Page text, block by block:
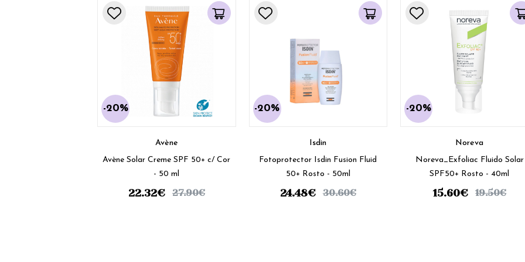
-20%
Avène
Avène Solar Creme SPF 50+ c/ Cor
- 50 ml
22.32€ 27.90€
-20%
Isdin
Fotoprotector Isdin Fusion Fluid
50+ Rosto - 50ml
24.48€ 30.60€
-20%
Noreva
Noreva_Exfoliac Fluido Solar
SPF50+ Rosto - 40ml
15.60€ 19.50€